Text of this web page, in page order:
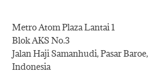
Metro Atom Plaza Lantai 1
Blok AKS No.3
Jalan Haji Samanhudi, Pasar
Indonesia